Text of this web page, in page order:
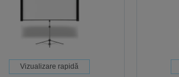
Vizualizare rapidă